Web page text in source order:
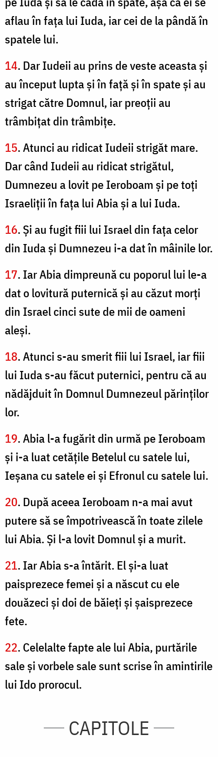
aflau în faţa lui Iuda, iar cei de la pândă în
spatele lui.
14. Dar Iudeii au prins de veste aceasta şi
au început lupta şi în faţă şi în spate şi au
strigat către Domnul, iar preoţii au
trâmbiţat din trâmbiţe.
15. Atunci au ridicat Iudeii strigăt mare.
Dar când Iudeii au ridicat strigătul,
Dumnezeu a lovit pe Ieroboam şi pe toţi
Israeliţii în faţa lui Abia şi a lui Iuda.
16. Şi au fugit fiii lui Israel din faţa celor
din Iuda şi Dumnezeu i-a dat în mâinile lor.
17. Iar Abia dimpreună cu poporul lui le-a
dat o lovitură puternică şi au căzut morţi
din Israel cinci sute de mii de oameni
aleşi.
18. Atunci s-au smerit fiii lui Israel, iar fiii
lui Iuda s-au făcut puternici, pentru că au
nădăjduit în Domnul Dumnezeul părinţilor
lor.
19. Abia l-a fugărit din urmă pe Ieroboam
şi i-a luat cetăţile Betelul cu satele lui,
Ieşana cu satele ei şi Efronul cu satele lui.
20. După aceea Ieroboam n-a mai avut
putere să se împotrivească în toate zilele
lui Abia. Şi l-a lovit Domnul şi a murit.
21. Iar Abia s-a întărit. El şi-a luat
paisprezece femei şi a născut cu ele
douăzeci şi doi de băieţi şi şaisprezece
fete.
22. Celelalte fapte ale lui Abia, purtările
sale şi vorbele sale sunt scrise în amintirile
lui Ido prorocul.
CAPITOLE